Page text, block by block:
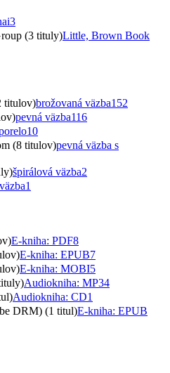
3
(3 tituly)Little, Brown Book
titulov)brožovaná väzba152
pevná väzba116
10
(8 titulov)pevná väzba s
špirálová väzba2
1
E-kniha: PDF8
E-kniha: EPUB7
E-kniha: MOBI5
Audiokniha: MP34
Audiokniha: CD1
DRM) (1 titul)E-kniha: EPUB